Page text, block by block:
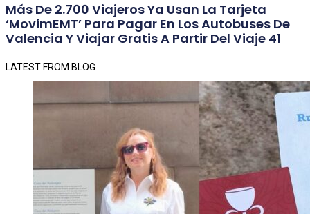
Más De 2.700 Viajeros Ya Usan La Tarjeta
‘MovimEMT’ Para Pagar En Los Autobuses De
Valencia Y Viajar Gratis A Partir Del Viaje 41
LATEST FROM BLOG